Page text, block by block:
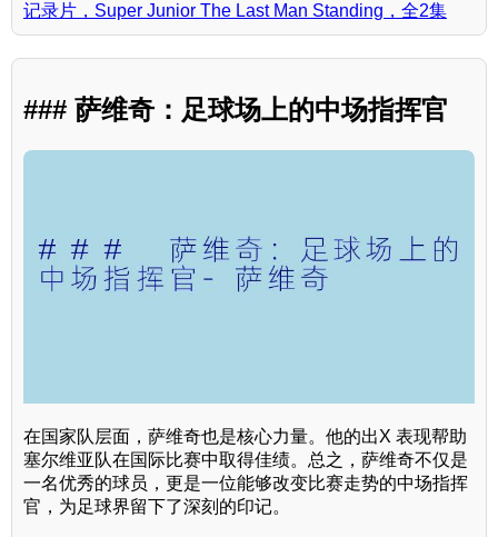
记录片，Super Junior The Last Man Standing，全2集
### 萨维奇：足球场上的中场指挥官
在国家队层面，萨维奇也是核心力量。他的出X 表现帮助
塞尔维亚队在国际比赛中取得佳绩。总之，萨维奇不仅是
一名优秀的球员，更是一位能够改变比赛走势的中场指挥
官，为足球界留下了深刻的印记。